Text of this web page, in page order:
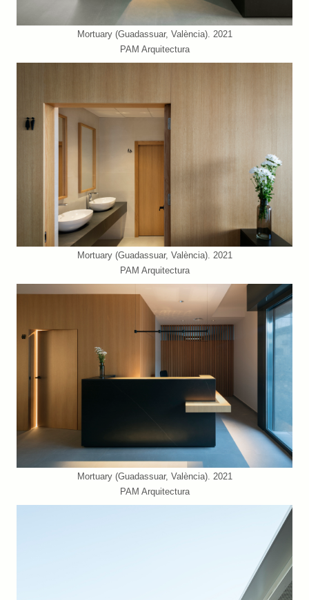
Mortuary (Guadassuar, València). 2021
PAM Arquitectura
Mortuary (Guadassuar, València). 2021
PAM Arquitectura
Mortuary (Guadassuar, València). 2021
PAM Arquitectura